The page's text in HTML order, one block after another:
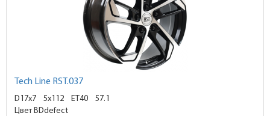
Tech Line RST.037
D17x7 5x112 ET40
57.1
Цвет BDdefect